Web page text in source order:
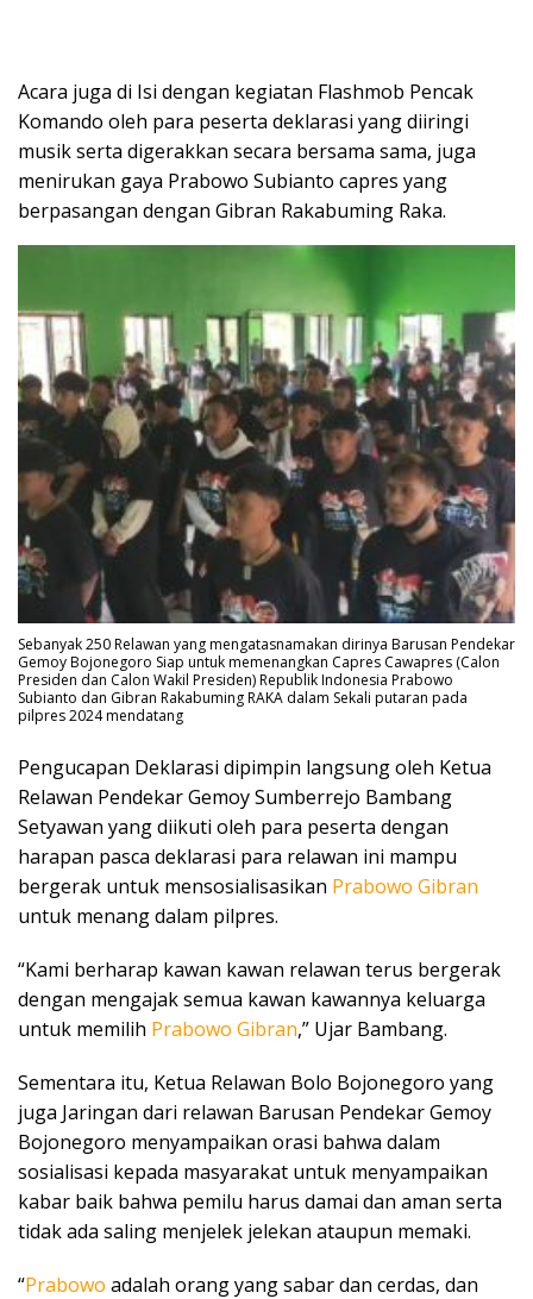
Acara juga di Isi dengan kegiatan Flashmob Pencak
Komando oleh para peserta deklarasi yang diiringi
musik serta digerakkan secara bersama sama, juga
menirukan gaya Prabowo Subianto capres yang
berpasangan dengan Gibran Rakabuming Raka.
Sebanyak 250 Relawan yang mengatasnamakan dirinya Barusan Pendekar
Gemoy Bojonegoro Siap untuk memenangkan Capres Cawapres (Calon
Presiden dan Calon Wakil Presiden) Republik Indonesia Prabowo
Subianto dan Gibran Rakabuming RAKA dalam Sekali putaran pada
pilpres 2024 mendatang
Pengucapan Deklarasi dipimpin langsung oleh Ketua
Relawan Pendekar Gemoy Sumberrejo Bambang
Setyawan yang diikuti oleh para peserta dengan
harapan pasca deklarasi para relawan ini mampu
bergerak untuk mensosialisasikan Prabowo Gibran
untuk menang dalam pilpres.
“Kami berharap kawan kawan relawan terus bergerak
dengan mengajak semua kawan kawannya keluarga
untuk memilih Prabowo Gibran,” Ujar Bambang.
Sementara itu, Ketua Relawan Bolo Bojonegoro yang
juga Jaringan dari relawan Barusan Pendekar Gemoy
Bojonegoro menyampaikan orasi bahwa dalam
sosialisasi kepada masyarakat untuk menyampaikan
kabar baik bahwa pemilu harus damai dan aman serta
tidak ada saling menjelek jelekan ataupun memaki.
“Prabowo adalah orang yang sabar dan cerdas, dan